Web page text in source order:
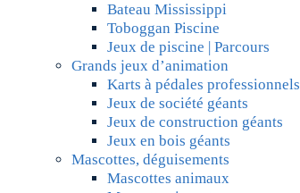
Bateau Mississippi
Toboggan Piscine
Jeux de piscine | Parcours
Grands jeux d’animation
Karts à pédales professionnels
Jeux de société géants
Jeux de construction géants
Jeux en bois géants
Mascottes, déguisements
Mascottes animaux